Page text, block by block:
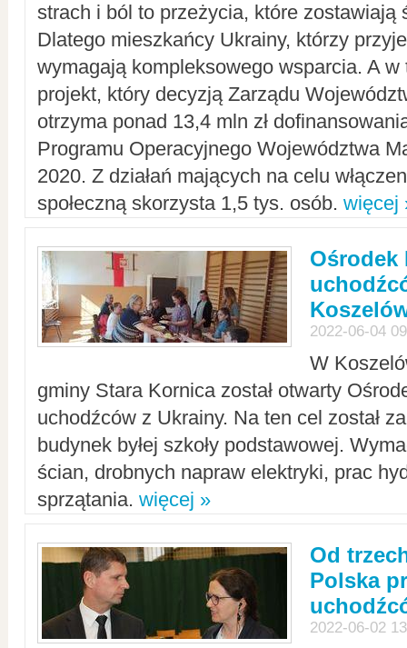
strach i ból to przeżycia, które zostawiają
Dlatego mieszkańcy Ukrainy, którzy
wymagają kompleksowego wsparcia. A w
projekt, który decyzją Zarządu
otrzyma ponad 13,4 mln zł
Programu Operacyjnego Województwa
2020. Z działań mających na celu
społeczną skorzysta 1,5 tys. osób. więcej
Ośrodek
2022-06-04
W
gminy Stara Kornica został otwarty
uchodźców z Ukrainy. Na ten cel został
budynek byłej szkoły podstawowej.
ścian, drobnych napraw elektryki, prac
sprzątania. więcej »
Od
Polska
2022-06-02